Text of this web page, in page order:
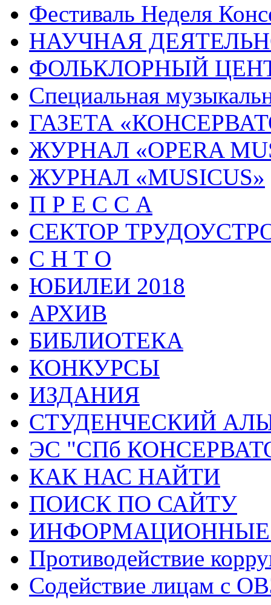
Фестиваль Неделя
НАУЧНАЯ
ФОЛЬКЛОРНЫЙ
Специальная
ГАЗЕТА
ЖУРНАЛ «OPERA
ЖУРНАЛ «MUSICUS»
П Р Е С С А
СЕКТОР
С Н Т О
ЮБИЛЕИ 2018
АРХИВ
БИБЛИОТЕКА
КОНКУРСЫ
ИЗДАНИЯ
СТУДЕНЧЕСКИЙ
ЭС "СПб
КАК НАС НАЙТИ
ПОИСК ПО САЙТУ
ИНФОРМАЦИОННЫЕ
Противодействие
Содействие лицам с